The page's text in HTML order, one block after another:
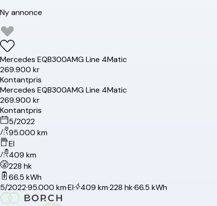
Ny annonce
Mercedes EQB300AMG Line 4Matic
269.900 kr
Kontantpris
Mercedes EQB300AMG Line 4Matic
269.900 kr
Kontantpris
5/2022
95.000 km
El
409 km
228 hk
66.5 kWh
5/2022·95.000 km·El· 409 km·228 hk·66.5 kWh